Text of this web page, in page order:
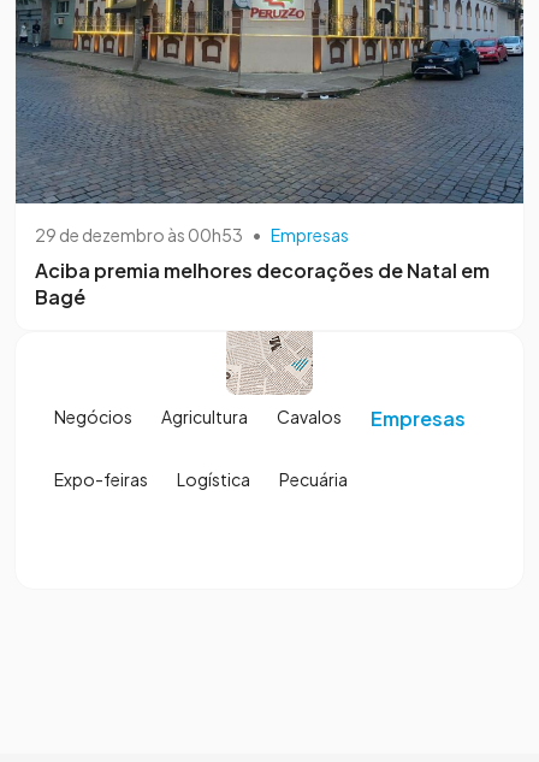
29 de dezembro às 00h53 • Empresas
Aciba premia melhores decorações de Natal em
Bagé
Negócios Agricultura Cavalos Empresas
Expo-feiras Logística Pecuária